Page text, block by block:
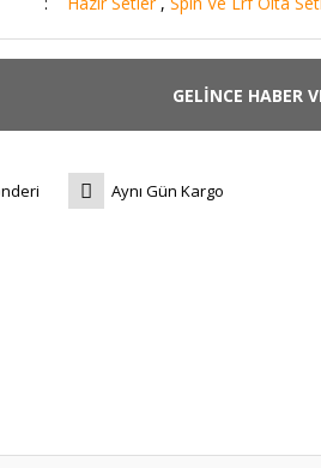
GELİNCE HABER
Aynı Gün Kargo